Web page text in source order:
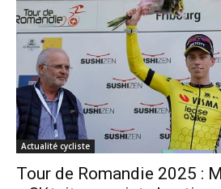
Actualité cycliste
Tour de Romandie 2025 :